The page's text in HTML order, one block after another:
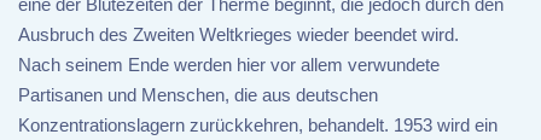
eine der Blütezeiten der Therme beginnt, die jedoch durch den
Ausbruch des Zweiten Weltkrieges wieder beendet wird.
Nach seinem Ende werden hier vor allem verwundete
Partisanen und Menschen, die aus deutschen
Konzentrationslagern zurückkehren, behandelt. 1953 wird ein